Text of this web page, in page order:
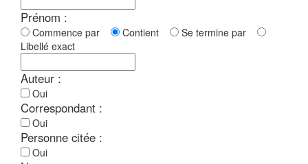
Prénom :
Commence par Contient
Se termine par
Libellé exact
Auteur :
Oui
Correspondant :
Oui
Personne citée :
Oui